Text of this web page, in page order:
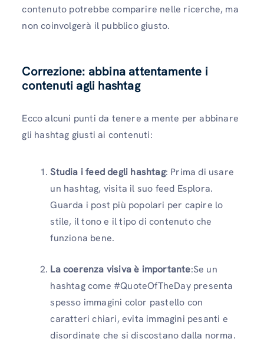
contenuto potrebbe comparire nelle ricerche, ma
non coinvolgerà il pubblico giusto.
Correzione: abbina attentamente i
contenuti agli hashtag
Ecco alcuni punti da tenere a mente per abbinare
gli hashtag giusti ai contenuti:
Studia i feed degli hashtag: Prima di usare
un hashtag, visita il suo feed Esplora.
Guarda i post più popolari per capire lo
stile, il tono e il tipo di contenuto che
funziona bene.
La coerenza visiva è importante:Se un
hashtag come #QuoteOfTheDay presenta
spesso immagini color pastello con
caratteri chiari, evita immagini pesanti e
disordinate che si discostano dalla norma.